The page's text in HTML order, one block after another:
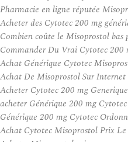
Pharmacie en ligne réputée
Acheter des Cytotec 200 mg
Combien coûte le Misoprostol bas
Commander Du Vrai Cytotec 200
Achat Générique Cytotec
Achat De Misoprostol Sur Internet
Acheter Cytotec 200 mg
acheter Générique 200 mg Cytotec
Générique 200 mg Cytotec
Achat Cytotec Misoprostol Prix